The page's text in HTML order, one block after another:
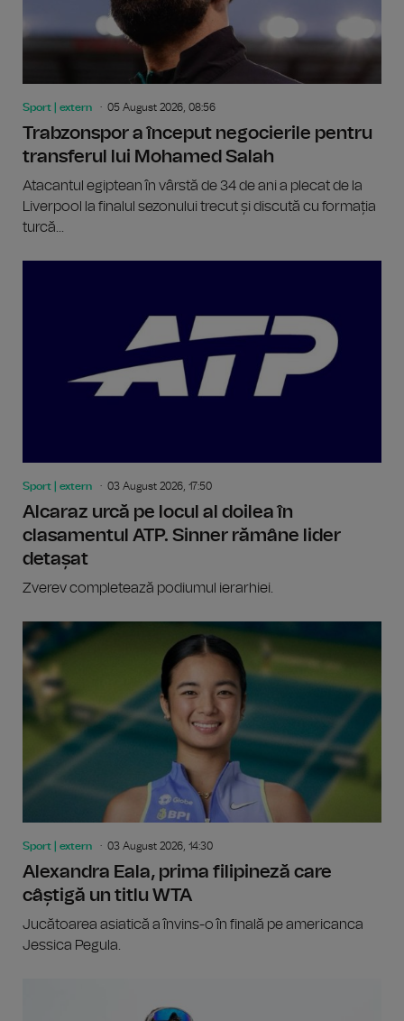
Sport | extern 05 August 2026, 08:56
Trabzonspor a început negocierile pentru
transferul lui Mohamed Salah
Atacantul egiptean în vârstă de 34 de ani a plecat de la
Liverpool la finalul sezonului trecut și discută cu formația
turcă...
Sport | extern 03 August 2026, 17:50
Alcaraz urcă pe locul al doilea în
clasamentul ATP. Sinner rămâne lider
detașat
Zverev completează podiumul ierarhiei.
Sport | extern 03 August 2026, 14:30
Alexandra Eala, prima filipineză care
câștigă un titlu WTA
Jucătoarea asiatică a învins-o în finală pe americanca
Jessica Pegula.